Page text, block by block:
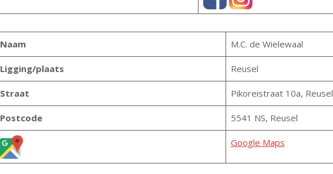
Naam M.C. de Wielewaal
Ligging/plaats Reusel
Straat Pikoreistraat 10a, Reusel
Postcode 5541 NS, Reusel
Google Maps